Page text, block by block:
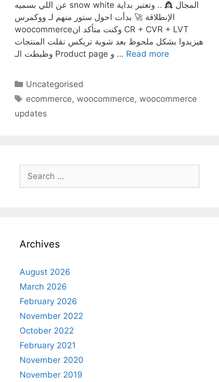
عن اللي بسميه snow white المجال 👸 .. وتعتبر بداية
الإنطلاقة 🚀 بدأت احول ستور منهم لـ ووكمرس
woocommerceوكنت متأكد ان CR + CVR + LVT
هيزيدوا بشكل ملحوظ بعد شوية تريكس نقلت المنتجات
وظبطت الـ Product page و … Read more
Categories
Uncategorised
Tags
ecommerce,woocommerce,woocommerce
updates
for:
Archives
August 2026
March 2026
February 2026
November 2022
October 2022
February 2021
November 2020
November 2019